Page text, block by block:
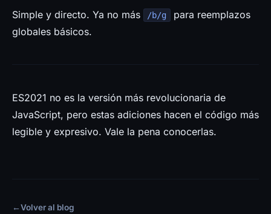
Simple y directo. Ya no más /b/g
para reemplazos
globales básicos.
ES2021 no es la versión más revolucionaria de
JavaScript, pero estas adiciones hacen el código más
legible y expresivo. Vale la pena conocerlas.
←Volver al blog